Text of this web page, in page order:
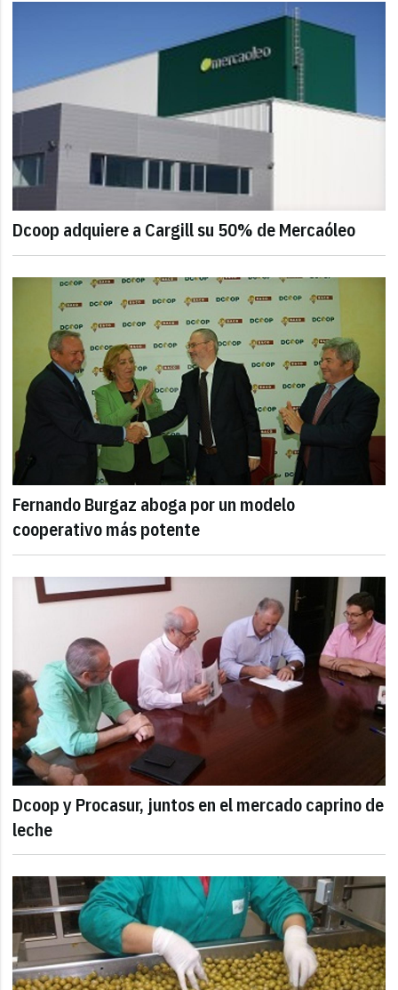
Dcoop adquiere a Cargill su 50% de Mercaóleo
Fernando Burgaz aboga por un modelo
cooperativo más potente
Dcoop y Procasur, juntos en el mercado caprino de
leche